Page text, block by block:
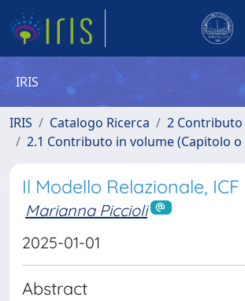
IRIS
IRIS Catalogo Ricerca
2
2.1 Contributo in volume (Capitolo o
Il Modello Relazionale, ICF
Marianna Piccioli
2025-01-01
Abstract